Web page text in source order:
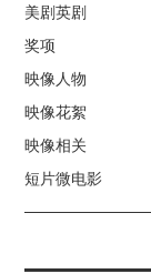
美剧英剧
奖项
映像人物
映像花絮
映像相关
短片微电影